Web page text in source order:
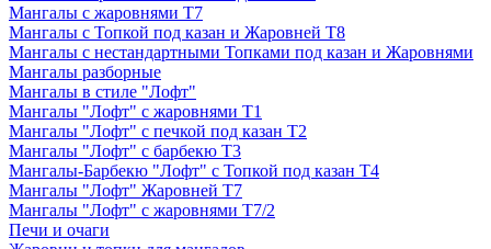
Мангалы с жаровнями Т7
Мангалы с Топкой под казан и Жаровней Т8
Мангалы с нестандартными Топками под казан и Жаровнями
Мангалы разборные
Мангалы в стиле "Лофт"
Мангалы "Лофт" с жаровнями Т1
Мангалы "Лофт" с печкой под казан Т2
Мангалы "Лофт" с барбекю Т3
Мангалы-Барбекю "Лофт" с Топкой под казан Т4
Мангалы "Лофт" Жаровней Т7
Мангалы "Лофт" с жаровнями Т7/2
Печи и очаги